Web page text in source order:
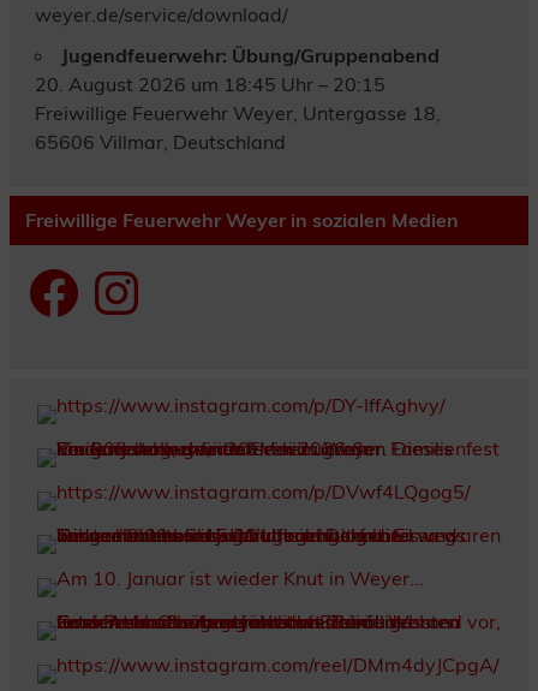
weyer.de/service/download/
Jugendfeuerwehr: Übung/Gruppenabend
20. August 2026 um 18:45 Uhr – 20:15
Freiwillige Feuerwehr Weyer, Untergasse 18,
65606 Villmar, Deutschland
Freiwillige Feuerwehr Weyer in sozialen Medien
FacebookInstagram